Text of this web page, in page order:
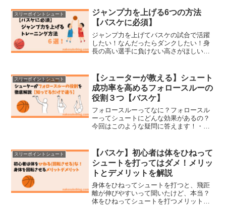
スリーポイントシュート
ジャンプ力を上げる6つの方法
【バスケに必須】
ジャンプ力を上げてバスケの試合で活躍
したい！なんだったらダンクしたい！身
長の高い選手に負けない高さがほしい！
理由ジャンプの正しいフォームジャンプ
力を上げるトレーニング方法...
スリーポイントシュート
【シューターが教える】シュート
成功率を高めるフォロースルーの
役割３つ【バスケ】
フォロースルーってなに？フォロースル
ーってシュートにどんな効果があるの？
今回はこのような疑問に答えます！・フ
方・フォロースルーをリングに向けても
シュートがまっすぐに飛ばな...
スリーポイントシュート
【バスケ】初心者は体をひねって
シュートを打ってはダメ！メリッ
トとデメリットを解説
身体をひねってシュートを打つと、飛距
離が伸びやすいって聞いたけど、本当？
体をひねってシュートを打つメリット、